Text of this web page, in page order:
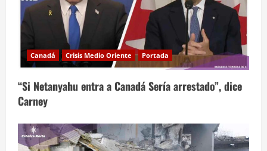
Canadá Crisis Medio Oriente Portada
“Si Netanyahu entra a Canadá Sería arrestado”, dice
Carney